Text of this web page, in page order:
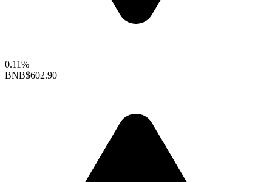
0.11%
BNB$602.90